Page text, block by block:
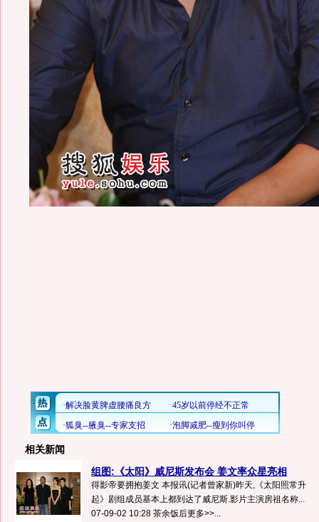
相关新闻
组图:《太阳》威尼斯发布会 姜文率众星亮相
得影帝要拥抱姜文 本报讯(记者曾家新)昨天,《太阳照常升
起》剧组成员基本上都到达了威尼斯.影片主演房祖名称...
07-09-02 10:28 茶余饭后更多>>...